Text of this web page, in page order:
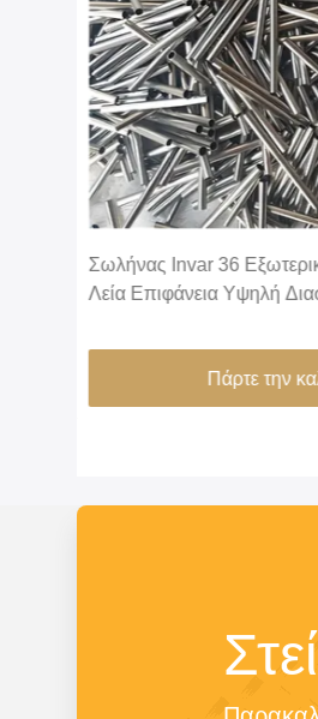
Σωλήνας Invar 36
Λεία Επιφάνεια Υψηλή
Πάρτε την